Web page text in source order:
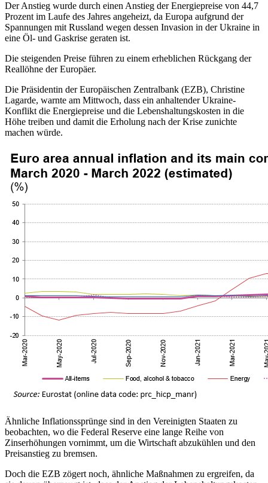
Der Anstieg wurde durch einen Anstieg der Energiepreise von 44,7
Prozent im Laufe des Jahres angeheizt, da Europa aufgrund der
Spannungen mit Russland wegen dessen Invasion in der Ukraine in
eine Öl- und Gaskrise geraten ist.
Die steigenden Preise führen zu einem erheblichen Rückgang der
Reallöhne der Europäer.
Die Präsidentin der Europäischen Zentralbank (EZB), Christine
Lagarde, warnte am Mittwoch, dass ein anhaltender Ukraine-
Konflikt die Energiepreise und die Lebenshaltungskosten in die
Höhe treiben und damit die Erholung nach der Krise zunichte
machen würde.
Ähnliche Inflationssprünge sind in den Vereinigten Staaten zu
beobachten, wo die Federal Reserve eine lange Reihe von
Zinserhöhungen vornimmt, um die Wirtschaft abzukühlen und den
Preisanstieg zu bremsen.
Doch die EZB zögert noch, ähnliche Maßnahmen zu ergreifen, da